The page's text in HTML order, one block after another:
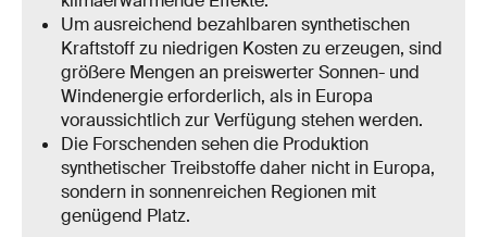
Um ausreichend bezahlbaren synthetischen
Kraftstoff zu niedrigen Kosten zu erzeugen, sind
größere Mengen an preiswerter Sonnen- und
Windenergie erforderlich, als in Europa
voraussichtlich zur Verfügung stehen werden.
Die Forschenden sehen die Produktion
synthetischer Treibstoffe daher nicht in Europa,
sondern in sonnenreichen Regionen mit
genügend Platz.